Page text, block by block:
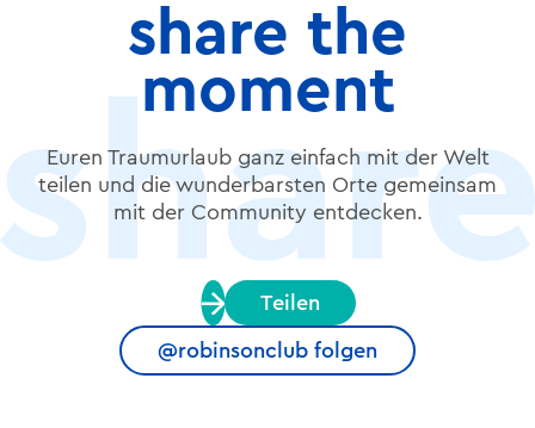
share the
moment
Euren Traumurlaub ganz einfach mit der Welt
teilen und die wunderbarsten Orte gemeinsam
mit der Community entdecken.
Teilen
@robinsonclub folgen